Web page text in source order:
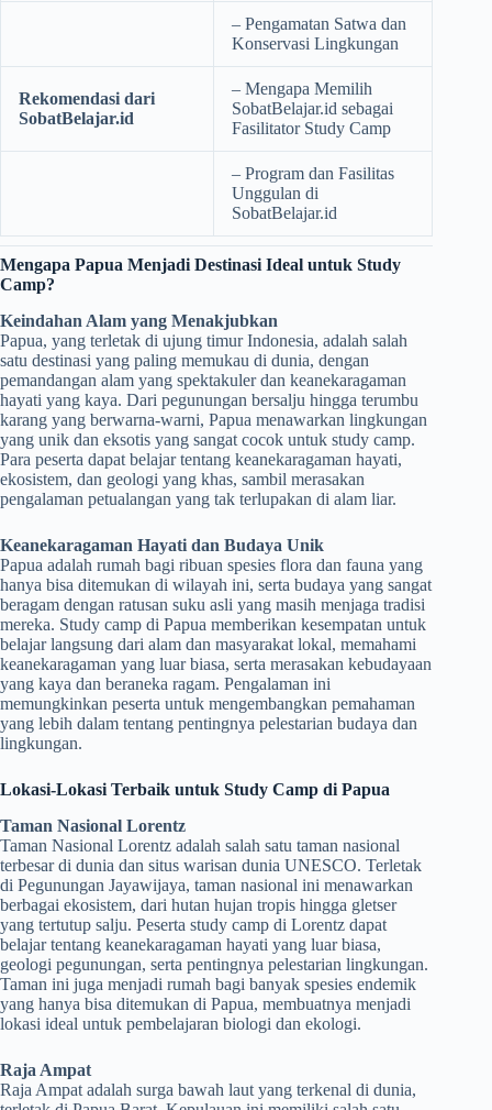
– Pengamatan Satwa dan
Konservasi Lingkungan
Rekomendasi dari
SobatBelajar.id
– Mengapa Memilih
SobatBelajar.id sebagai
Fasilitator Study Camp
– Program dan Fasilitas
Unggulan di
SobatBelajar.id
Mengapa Papua Menjadi Destinasi Ideal untuk Study
Camp?
Keindahan Alam yang Menakjubkan
Papua, yang terletak di ujung timur Indonesia, adalah salah
satu destinasi yang paling memukau di dunia, dengan
pemandangan alam yang spektakuler dan keanekaragaman
hayati yang kaya. Dari pegunungan bersalju hingga terumbu
karang yang berwarna-warni, Papua menawarkan lingkungan
yang unik dan eksotis yang sangat cocok untuk study camp.
Para peserta dapat belajar tentang keanekaragaman hayati,
ekosistem, dan geologi yang khas, sambil merasakan
pengalaman petualangan yang tak terlupakan di alam liar.
Keanekaragaman Hayati dan Budaya Unik
Papua adalah rumah bagi ribuan spesies flora dan fauna yang
hanya bisa ditemukan di wilayah ini, serta budaya yang sangat
beragam dengan ratusan suku asli yang masih menjaga tradisi
mereka. Study camp di Papua memberikan kesempatan untuk
belajar langsung dari alam dan masyarakat lokal, memahami
keanekaragaman yang luar biasa, serta merasakan kebudayaan
yang kaya dan beraneka ragam. Pengalaman ini
memungkinkan peserta untuk mengembangkan pemahaman
yang lebih dalam tentang pentingnya pelestarian budaya dan
lingkungan.
Lokasi-Lokasi Terbaik untuk Study Camp di Papua
Taman Nasional Lorentz
Taman Nasional Lorentz adalah salah satu taman nasional
terbesar di dunia dan situs warisan dunia UNESCO. Terletak
di Pegunungan Jayawijaya, taman nasional ini menawarkan
berbagai ekosistem, dari hutan hujan tropis hingga gletser
yang tertutup salju. Peserta study camp di Lorentz dapat
belajar tentang keanekaragaman hayati yang luar biasa,
geologi pegunungan, serta pentingnya pelestarian lingkungan.
Taman ini juga menjadi rumah bagi banyak spesies endemik
yang hanya bisa ditemukan di Papua, membuatnya menjadi
lokasi ideal untuk pembelajaran biologi dan ekologi.
Raja Ampat
Raja Ampat adalah surga bawah laut yang terkenal di dunia,